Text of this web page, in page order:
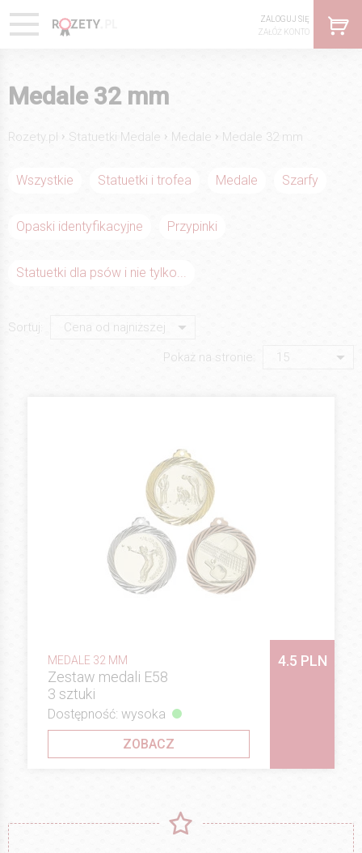
ZALOGUJ SIĘ
ZAŁÓŻ KONTO
Medale 32 mm
Rozety.pl › Statuetki Medale › Medale › Medale 32 mm
Wszystkie Statuetki i trofea Medale Szarfy
Opaski identyfikacyjne Przypinki
Statuetki dla psów i nie tylko...
Sortuj:
Pokaż na stronie:
MEDALE 32 MM
Zestaw medali E58
3 sztuki
4.5 PLN
Dostępność: wysoka
ZOBACZ